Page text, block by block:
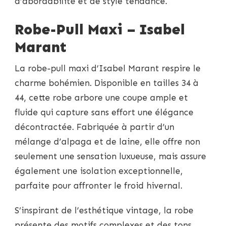
Robe-Pull Maxi – Isabel
Marant
La robe-pull maxi d’Isabel Marant respire le
charme bohémien. Disponible en tailles 34 à
44, cette robe arbore une coupe ample et
fluide qui capture sans effort une élégance
décontractée. Fabriquée à partir d’un
mélange d’alpaga et de laine, elle offre non
seulement une sensation luxueuse, mais assure
également une isolation exceptionnelle,
parfaite pour affronter le froid hivernal.
S’inspirant de l’esthétique vintage, la robe